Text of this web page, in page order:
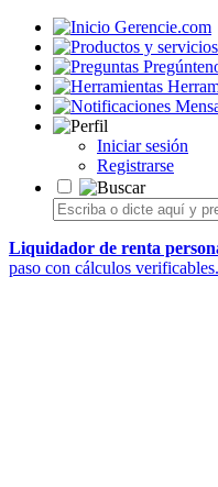
Gerencie.com
Iniciar sesión
Registrarse
Liquidador de renta
paso con cálculos verificables.